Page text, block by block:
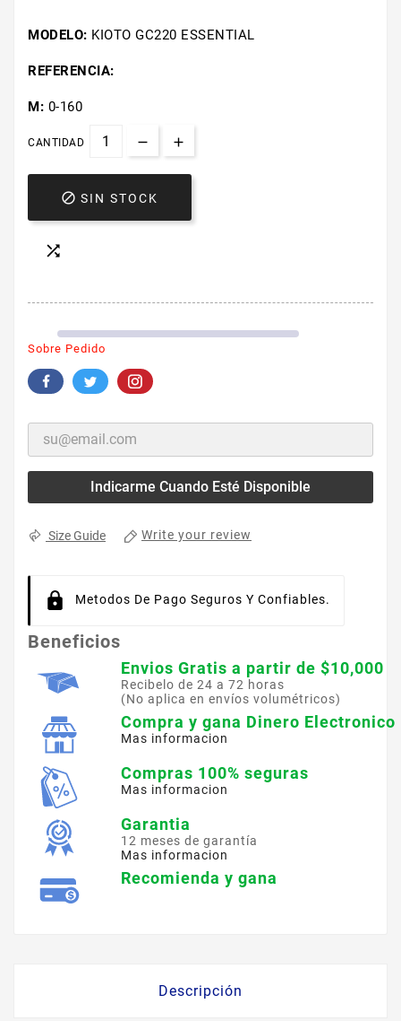
MODELO: KIOTO GC220 ESSENTIAL
REFERENCIA:
M: 0-160
CANTIDAD
 SIN STOCK

Sobre Pedido
Indicarme Cuando Esté Disponible
Size Guide Write your review
Metodos De Pago Seguros Y Confiables.
Beneficios
Envios Gratis a partir de $10,000
Recibelo de 24 a 72 horas
(No aplica en envíos volumétricos)
Compra y gana Dinero Electronico
Mas informacion
Compras 100% seguras
Mas informacion
Garantia
12 meses de garantía
Mas informacion
Recomienda y gana
Descripción